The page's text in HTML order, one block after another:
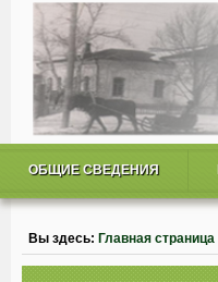
ОБЩИЕ СВЕДЕНИЯ
Вы здесь: Главная страница